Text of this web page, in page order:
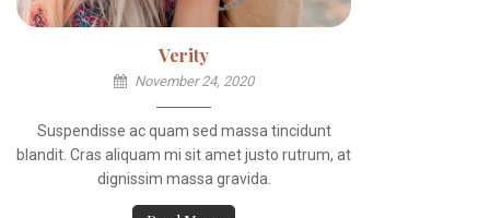
Verity
November 24, 2020
Suspendisse ac quam sed massa tincidunt
blandit. Cras aliquam mi sit amet justo rutrum, at
dignissim massa gravida.